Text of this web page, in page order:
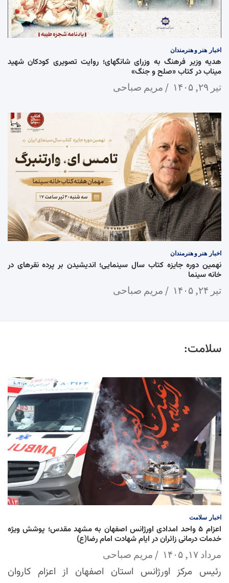
اخبار هنر و هنرمندان
هدیه وزیر فرهنگ به وزرای شانگهای؛ روایت تصویری کودکان شهید
میناب در کتاب «صلح و جنگ»
تیر ۲۹, ۱۴۰۵ مریم صباحی
اخبار هنر و هنرمندان
نهمین دوره جایزه کتاب سال سینمایی؛ اندیشیدن بر پرده نقرهای در
خانه سینما
تیر ۲۴, ۱۴۰۵ مریم صباحی
سلامت:
اخبار سلامت
اعزام ۵ واحد امدادی اورژانس اصفهان به مشهد مقدس؛ پوشش ویژه
خدمات درمانی زائران در ایام شهادت امام رضا(ع)
مرداد ۱۷, ۱۴۰۵ مریم صباحی
رئیس مرکز اورژانس استان اصفهان از اعزام کاروان